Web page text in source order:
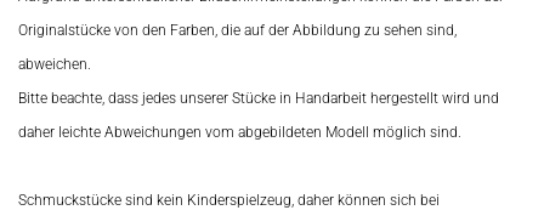
Originalstücke von den Farben, die auf der Abbildung zu sehen sind,
abweichen.
Bitte beachte, dass jedes unserer Stücke in Handarbeit hergestellt wird und
daher leichte Abweichungen vom abgebildeten Modell möglich sind.
Schmuckstücke sind kein Kinderspielzeug, daher können sich bei